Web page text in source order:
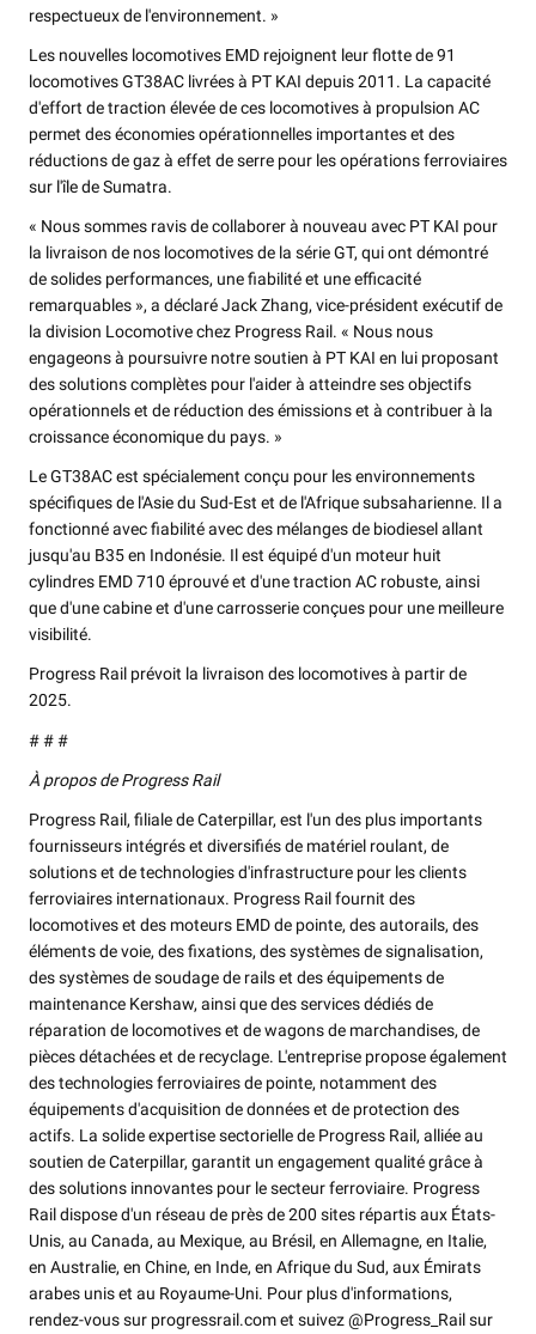
respectueux de l'environnement. »
Les nouvelles locomotives EMD rejoignent leur flotte de 91
locomotives GT38AC livrées à PT KAI depuis 2011. La capacité
d'effort de traction élevée de ces locomotives à propulsion AC
permet des économies opérationnelles importantes et des
réductions de gaz à effet de serre pour les opérations ferroviaires
sur l'île de Sumatra.
« Nous sommes ravis de collaborer à nouveau avec PT KAI pour
la livraison de nos locomotives de la série GT, qui ont démontré
de solides performances, une fiabilité et une efficacité
remarquables », a déclaré Jack Zhang, vice-président exécutif de
la division Locomotive chez Progress Rail. « Nous nous
engageons à poursuivre notre soutien à PT KAI en lui proposant
des solutions complètes pour l'aider à atteindre ses objectifs
opérationnels et de réduction des émissions et à contribuer à la
croissance économique du pays. »
Le GT38AC est spécialement conçu pour les environnements
spécifiques de l'Asie du Sud-Est et de l'Afrique subsaharienne. Il a
fonctionné avec fiabilité avec des mélanges de biodiesel allant
jusqu'au B35 en Indonésie. Il est équipé d'un moteur huit
cylindres EMD 710 éprouvé et d'une traction AC robuste, ainsi
que d'une cabine et d'une carrosserie conçues pour une meilleure
visibilité.
Progress Rail prévoit la livraison des locomotives à partir de
2025.
# # #
À propos de Progress Rail
Progress Rail, filiale de Caterpillar, est l'un des plus importants
fournisseurs intégrés et diversifiés de matériel roulant, de
solutions et de technologies d'infrastructure pour les clients
ferroviaires internationaux. Progress Rail fournit des
locomotives et des moteurs EMD de pointe, des autorails, des
éléments de voie, des fixations, des systèmes de signalisation,
des systèmes de soudage de rails et des équipements de
maintenance Kershaw, ainsi que des services dédiés de
réparation de locomotives et de wagons de marchandises, de
pièces détachées et de recyclage. L'entreprise propose également
des technologies ferroviaires de pointe, notamment des
équipements d'acquisition de données et de protection des
actifs. La solide expertise sectorielle de Progress Rail, alliée au
soutien de Caterpillar, garantit un engagement qualité grâce à
des solutions innovantes pour le secteur ferroviaire. Progress
Rail dispose d'un réseau de près de 200 sites répartis aux États-
Unis, au Canada, au Mexique, au Brésil, en Allemagne, en Italie,
en Australie, en Chine, en Inde, en Afrique du Sud, aux Émirats
arabes unis et au Royaume-Uni. Pour plus d'informations,
rendez-vous sur progressrail.com et suivez @Progress_Rail sur